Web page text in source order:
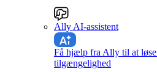
Ally AI-assistent
Få hjælp fra Ally til at løse
tilgængelighed